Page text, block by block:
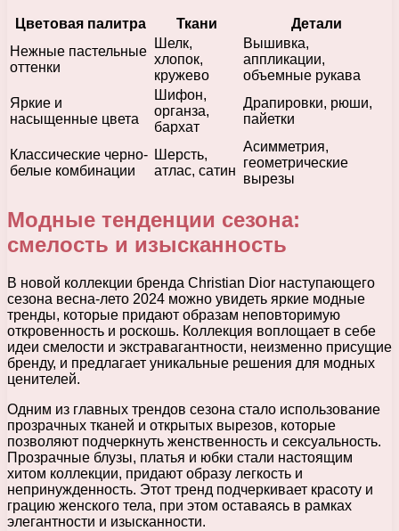
Цветовая палитра Ткани
Детали
Нежные пастельные
оттенки
Шелк,
хлопок,
кружево
Вышивка,
аппликации,
объемные рукава
Яркие и
насыщенные цвета
Шифон,
органза,
бархат
Драпировки, рюши,
пайетки
Классические черно-
белые комбинации
Шерсть,
атлас, сатин
Асимметрия,
геометрические
вырезы
Модные тенденции сезона:
смелость и изысканность
В новой коллекции бренда Christian Dior наступающего
сезона весна-лето 2024 можно увидеть яркие модные
тренды, которые придают образам неповторимую
откровенность и роскошь. Коллекция воплощает в себе
идеи смелости и экстравагантности, неизменно присущие
бренду, и предлагает уникальные решения для модных
ценителей.
Одним из главных трендов сезона стало использование
прозрачных тканей и открытых вырезов, которые
позволяют подчеркнуть женственность и сексуальность.
Прозрачные блузы, платья и юбки стали настоящим
хитом коллекции, придают образу легкость и
непринужденность. Этот тренд подчеркивает красоту и
грацию женского тела, при этом оставаясь в рамках
элегантности и изысканности.